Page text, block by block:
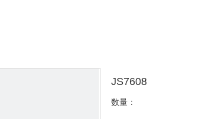
JS7608
数量：